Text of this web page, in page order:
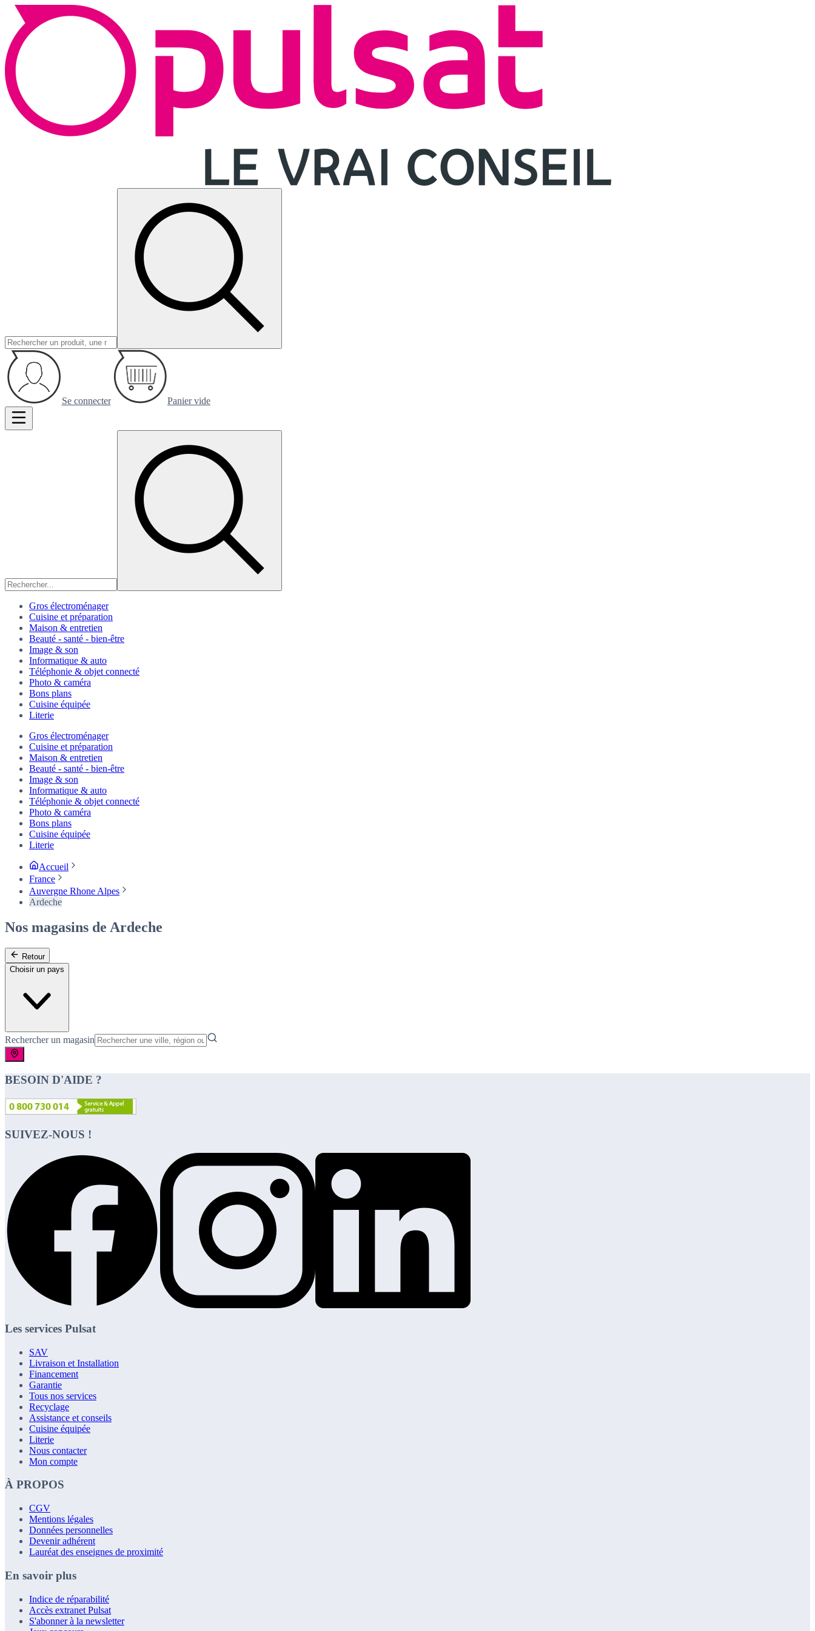
Se connecter Panier vide
Gros électroménager
Cuisine et préparation
Maison & entretien
Beauté - santé - bien-être
Image & son
Informatique & auto
Téléphonie & objet connecté
Photo & caméra
Bons plans
Cuisine équipée
Literie
Gros électroménager
Cuisine et préparation
Maison & entretien
Beauté - santé - bien-être
Image & son
Informatique & auto
Téléphonie & objet connecté
Photo & caméra
Bons plans
Cuisine équipée
Literie
Accueil
France
Auvergne Rhone Alpes
Ardeche
Nos magasins de Ardeche
Retour
Choisir un pays
Rechercher un magasin
BESOIN D'AIDE ?
SUIVEZ-NOUS !
Les services Pulsat
SAV
Livraison et Installation
Financement
Garantie
Tous nos services
Recyclage
Assistance et conseils
Cuisine équipée
Literie
Nous contacter
Mon compte
À PROPOS
CGV
Mentions légales
Données personnelles
Devenir adhérent
Lauréat des enseignes de proximité
En savoir plus
Indice de réparabilité
Accès extranet Pulsat
S'abonner à la newsletter